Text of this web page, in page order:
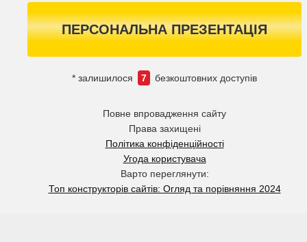
ПЕРСОНАЛЬНА ПРЕЗЕНТАЦІЯ
* залишилося 7 безкоштовних доступів
Повне впровадження сайту
Права захищені
Політика конфіденційності
Угода користувача
Варто переглянути:
Топ конструкторів сайтів: Огляд та порівняння 2024